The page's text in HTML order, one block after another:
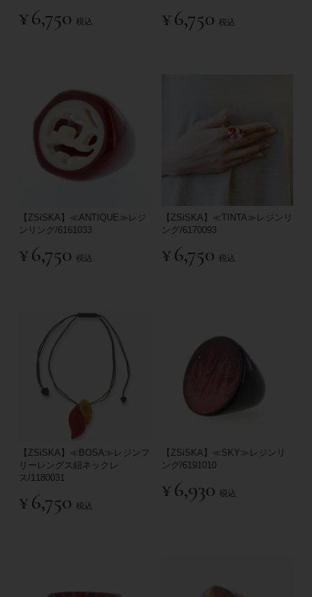
¥6,750 税込 ¥6,750 税込
【ZSiSKA】≪ANTIQUE≫レジ
ンリング/6161033
¥6,750 税込
【ZSiSKA】≪TINTA≫レジンリ
ング/6170093
¥6,750 税込
【ZSiSKA】≪BOSA≫レジンフ
リーレングス紐ネックレ
ス/1180031
¥6,750 税込
【ZSiSKA】≪SKY≫レジンリ
ング/6191010
¥6,930 税込